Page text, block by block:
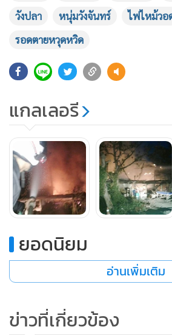
วังปลา
หนุ่มวังจันทร์
ไฟไหม้วอ
รอดตายหวุดหวิด
แกลเลอรี
ยอดนิยม
อ่านเพิ่มเติม
ข่าวที่เกี่ยวข้อง